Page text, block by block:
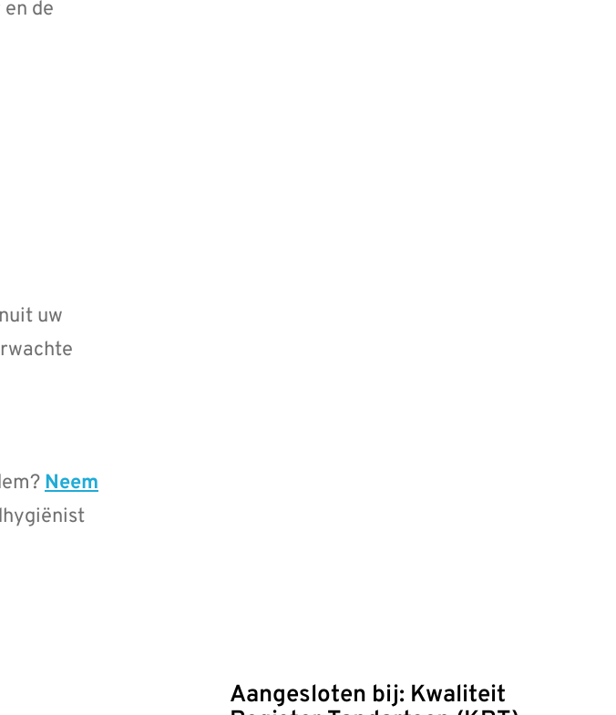
de
uw
Neem
Aangesloten bij: Kwaliteit